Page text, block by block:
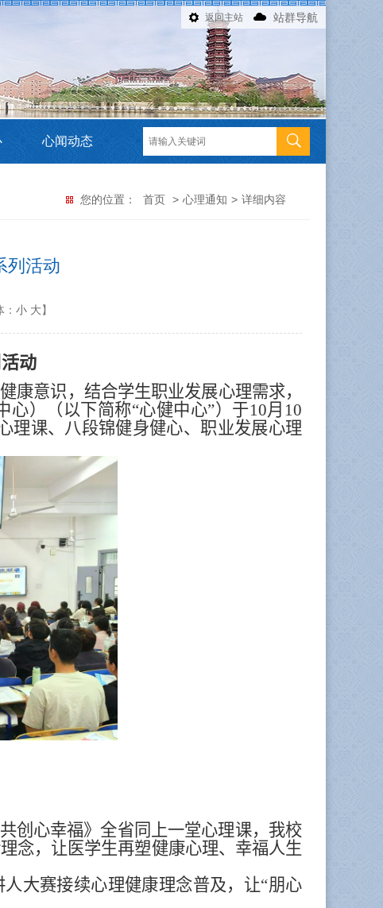
站群导航
返回主站
心闻动态
您的位置： 首页 > 心理通知 > 详细内容
列活动
： 小 大】
动
康意识，结合学生职业发展心理需求，
）（以下简称“心健中心”）于10月10
理课、八段锦健身健心、职业发展心理
创心幸福》全省同上一堂心理课，我校
念，让医学生再塑健康心理、幸福人生
大赛接续心理健康理念普及，让“朋心